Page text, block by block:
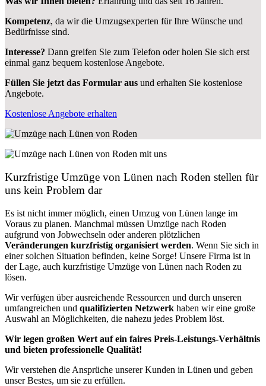
Kompetenz, da wir die Umzugsexperten für Ihre Wünsche und
Bedürfnisse sind.
Interesse? Dann greifen Sie zum Telefon oder holen Sie sich erst
einmal ganz bequem kostenlose Angebote.
Füllen Sie jetzt das Formular aus und erhalten Sie kostenlose
Angebote.
Kostenlose Angebote erhalten
Kurzfristige Umzüge von Lünen nach Roden stellen für
uns kein Problem dar
Es ist nicht immer möglich, einen Umzug von Lünen lange im
Voraus zu planen. Manchmal müssen Umzüge nach Roden
aufgrund von Jobwechseln oder anderen plötzlichen
Veränderungen kurzfristig organisiert werden. Wenn Sie sich in
einer solchen Situation befinden, keine Sorge! Unsere Firma ist in
der Lage, auch kurzfristige Umzüge von Lünen nach Roden zu
lösen.
Wir verfügen über ausreichende Ressourcen und durch unseren
umfangreichen und qualifizierten Netzwerk haben wir eine große
Auswahl an Möglichkeiten, die nahezu jedes Problem löst.
Wir legen großen Wert auf ein faires Preis-Leistungs-Verhältnis
und bieten professionelle Qualität!
Wir verstehen die Ansprüche unserer Kunden in Lünen und geben
unser Bestes, um sie zu erfüllen.